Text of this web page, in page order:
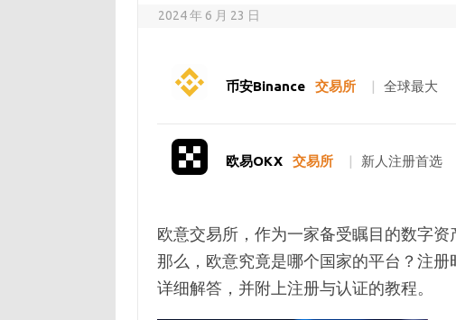
2024 年 6 月 23 日
币安Binance 交易所 | 全球最大
欧易OKX 交易所 | 新人注册首选
欧意交易所，作为一家备受瞩目的数字资
那么，欧意究竟是哪个国家的平台？注
详细解答，并附上注册与认证的教程。